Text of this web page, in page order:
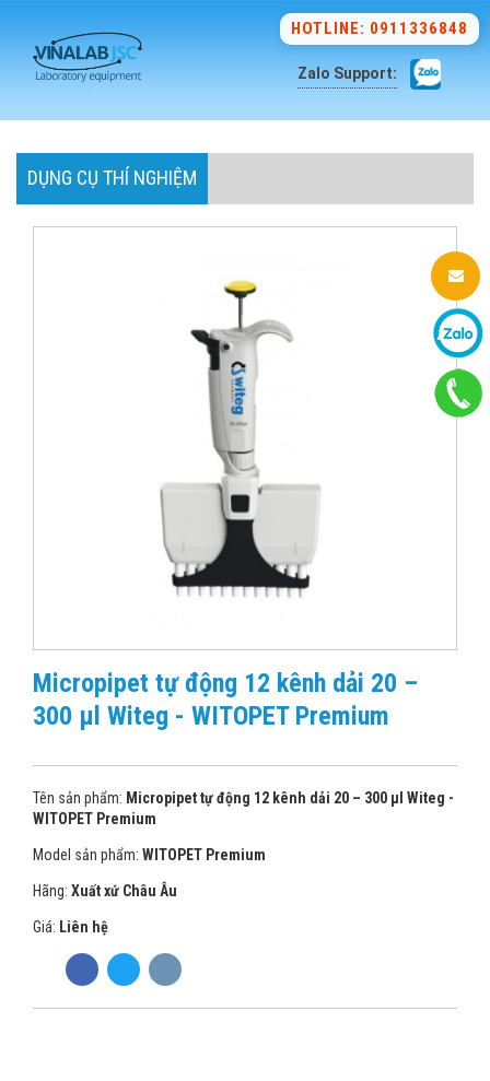
HOTLINE: 0911336848
Zalo Support:
DỤNG CỤ THÍ NGHIỆM
Micropipet tự động 12 kênh dải 20 –
300 µl Witeg - WITOPET Premium
Tên sản phẩm: Micropipet tự động 12 kênh dải 20 – 300 µl Witeg -
WITOPET Premium
Model sản phẩm: WITOPET Premium
Hãng: Xuất xứ Châu Âu
Giá: Liên hệ